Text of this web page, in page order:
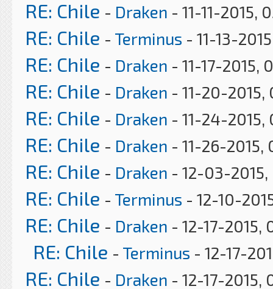
RE: Chile - Draken - 11-11-2015,
RE: Chile - Terminus - 11-13-
RE: Chile - Draken - 11-17-2015,
RE: Chile - Draken - 11-20-2015,
RE: Chile - Draken - 11-24-2015,
RE: Chile - Draken - 11-26-2015,
RE: Chile - Draken - 12-03-
RE: Chile - Terminus - 12-10-
RE: Chile - Draken - 12-17-2015,
RE: Chile - Terminus - 12-17-
RE: Chile - Draken - 12-17-2015,